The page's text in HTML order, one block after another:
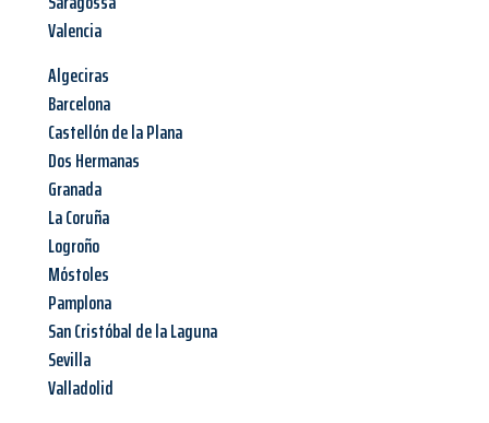
Valencia
Algeciras
Barcelona
Castellón de la Plana
Dos Hermanas
Granada
La Coruña
Logroño
Móstoles
Pamplona
San Cristóbal de la Laguna
Sevilla
Valladolid